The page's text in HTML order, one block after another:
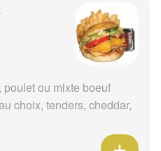
ou mixte boeuf
choix, tenders, cheddar,